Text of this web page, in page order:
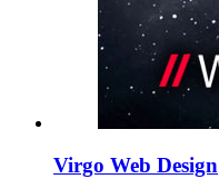
Virgo Web Design